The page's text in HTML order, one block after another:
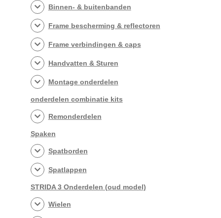
Binnen- & buitenbanden
Frame bescherming & reflectoren
Frame verbindingen & caps
Handvatten & Sturen
Montage onderdelen
onderdelen combinatie kits
Remonderdelen
Spaken
Spatborden
Spatlappen
STRIDA 3 Onderdelen (oud model)
Wielen